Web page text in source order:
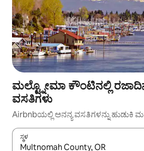
ಮಲ್ಟ್ನೋಮಾ ಕೌಂಟಿನಲ್ಲಿ
ವಸತಿಗಳು
Airbnbಯಲ್ಲಿ ಅನನ್ಯ ವಸತಿಗಳನ್ನು ಹುಡುಕಿ
ಸ್ಥಳ
ಫಲಿತಾಂಶಗಳು ಲಭ್ಯವಿರುವಾಗ, ಅಪ್ ಮತ್ತು